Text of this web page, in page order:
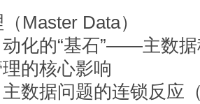
Master Data）
化的“基石”——主数
的核心影响
数据问题的连锁反应